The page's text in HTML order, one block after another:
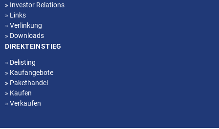
» Investor Relations
» Links
» Verlinkung
» Downloads
DIREKTEINSTIEG
» Delisting
» Kaufangebote
» Pakethandel
» Kaufen
» Verkaufen